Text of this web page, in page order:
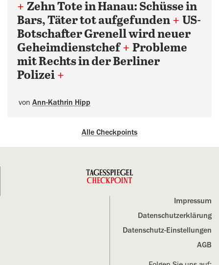
+ Zehn Tote in Hanau: Schüsse in
Bars, Täter tot aufgefunden + US-
Botschafter Grenell wird neuer
Geheimdienstchef + Probleme
mit Rechts in der Berliner
Polizei +
von Ann-Kathrin Hipp
Alle Checkpoints
Impressum
Datenschutz­erklärung
Datenschutz-Einstellungen
AGB